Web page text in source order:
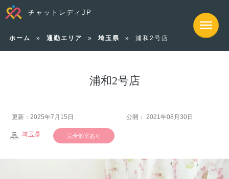
チャットレディJP
ホーム » 通勤エリア » 埼玉県 » 浦和2号店
浦和2号店
更新：2025年7月15日 公開： 2021年08月30日
埼玉県 完全個室あり